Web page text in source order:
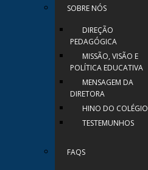
SOBRE NÓS
DIREÇÃO
PEDAGÓGICA
MISSÃO, VISÃO E
POLÍTICA EDUCATIVA
MENSAGEM DA
DIRETORA
HINO DO COLÉGIO
TESTEMUNHOS
FAQS